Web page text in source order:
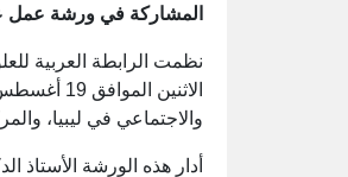
المشاركة في ورشة عمل
نظمت الرابطة العربية
والاجتماعي في ليبيا،
أدار هذه الورشة